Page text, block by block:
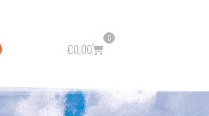
€0,00
0